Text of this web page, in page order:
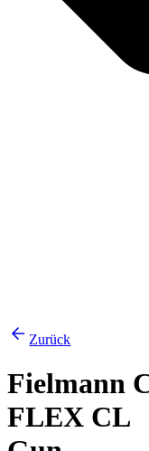
Zurück
Fielmann
FLEX CL